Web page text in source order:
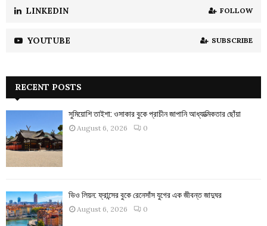
LINKEDIN FOLLOW
YOUTUBE SUBSCRIBE
RECENT POSTS
সুমিয়োশি তাইশা: ওসাকার বুকে প্রাচীন জাপানি আধ্যাত্মিকতার ছোঁয়া
August 6, 2026 0
ভিও লিয়ন: ফ্রান্সের বুকে রেনেসাঁস যুগের এক জীবন্ত জাদুঘর
August 6, 2026 0